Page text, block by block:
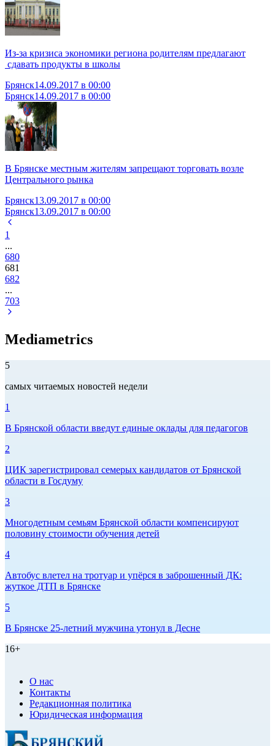
Из-за кризиса экономики региона родителям предлагают
сдавать продукты в школы
Брянск14.09.2017 в 00:00
Брянск14.09.2017 в 00:00
В Брянске местным жителям запрещают торговать возле
Центрального рынка
Брянск13.09.2017 в 00:00
Брянск13.09.2017 в 00:00
1
...
680
681
682
...
703
Mediametrics
5
самых читаемых новостей недели
1
В Брянской области введут единые оклады для педагогов
2
ЦИК зарегистрировал семерых кандидатов от Брянской
области в Госдуму
3
Многодетным семьям Брянской области компенсируют
половину стоимости обучения детей
4
Автобус влетел на тротуар и упёрся в заброшенный ДК:
жуткое ДТП в Брянске
5
В Брянске 25-летний мужчина утонул в Десне
16+
О нас
Контакты
Редакционная политика
Юридическая информация